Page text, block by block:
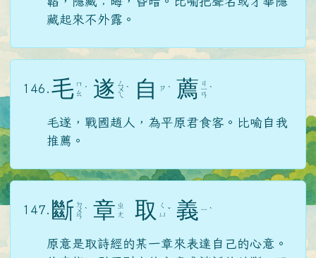
藏起來不外露。
146. 毛 ㄇ
ㄠ ˊ 遂 ㄙ
ㄨ
ㄟ
ˋ 自 ㄗ ˋ 薦 ㄐ
ㄧ
ㄢ
ˋ
毛遂，戰國趙人，為平原君食客。比喻自我
推薦。
147. 斷 ㄉ
ㄨ
ㄢ
ˋ 章 ㄓ
ㄤ
取
ㄑ
ㄩ ˇ 義 ㄧ ˋ
原意是取詩經的某一章來表達自己的心意。